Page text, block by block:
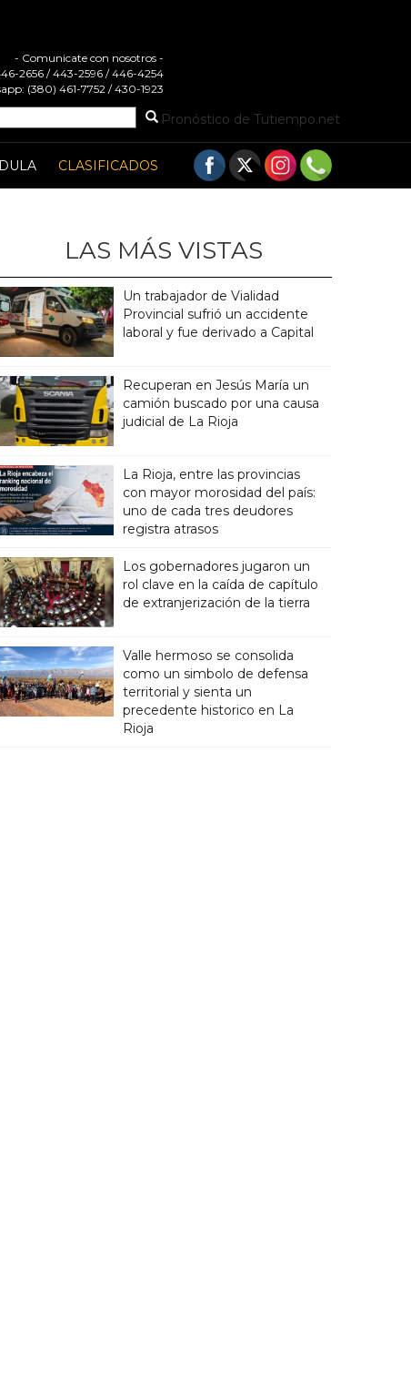
- Comunicate con nosotros -
2656 / 443-2596 / 446-4254
(380) 461-7752 / 430-1923
Pronóstico de Tutiempo.net
CLASIFICADOS
LAS MÁS VISTAS
Un trabajador de Vialidad
Provincial sufrió un accidente
laboral y fue derivado a Capital
Recuperan en Jesús María un
camión buscado por una causa
judicial de La Rioja
La Rioja, entre las provincias
con mayor morosidad del país:
uno de cada tres deudores
registra atrasos
Los gobernadores jugaron un
rol clave en la caída de capítulo
de extranjerización de la tierra
Valle hermoso se consolida
como un simbolo de defensa
territorial y sienta un
precedente historico en La
Rioja